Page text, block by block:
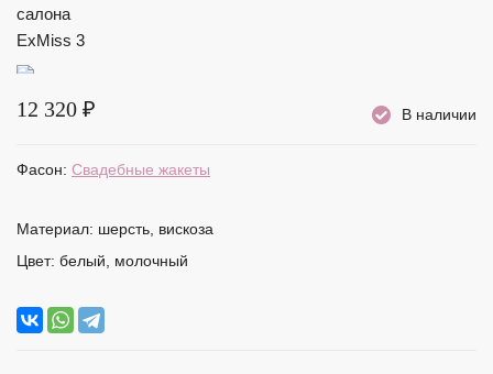
12 320 ₽ В наличии
Фасон: Свадебные жакеты
Материал: шерсть, вискоза
Цвет: белый, молочный